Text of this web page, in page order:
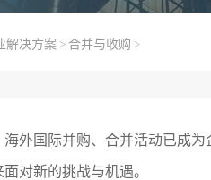
解决方案 > 合并与收购 >
外国际并购、合并活动已成
对新的挑战与机遇。